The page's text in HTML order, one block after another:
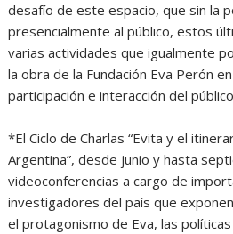
desafío de este espacio, que sin la
presencialmente al público, estos
varias actividades que igualmente
la obra de la Fundación Eva Perón
participación e interacción del
*El Ciclo de Charlas “Evita y el
Argentina”, desde junio y hasta
videoconferencias a cargo de
investigadores del país que
el protagonismo de Eva, las